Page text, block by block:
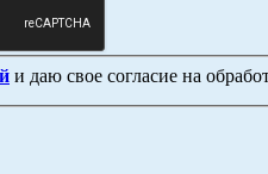
и даю свое согласие на